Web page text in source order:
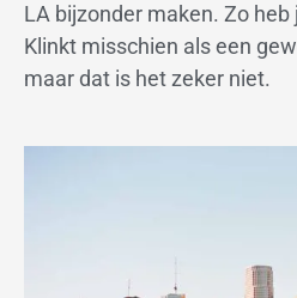
LA bijzonder maken. Zo
Klinkt misschien als een
maar dat is het zeker niet.